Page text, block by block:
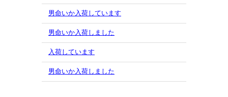
男命いか入荷しています
男命いか入荷しました
入荷しています
男命いか入荷しました